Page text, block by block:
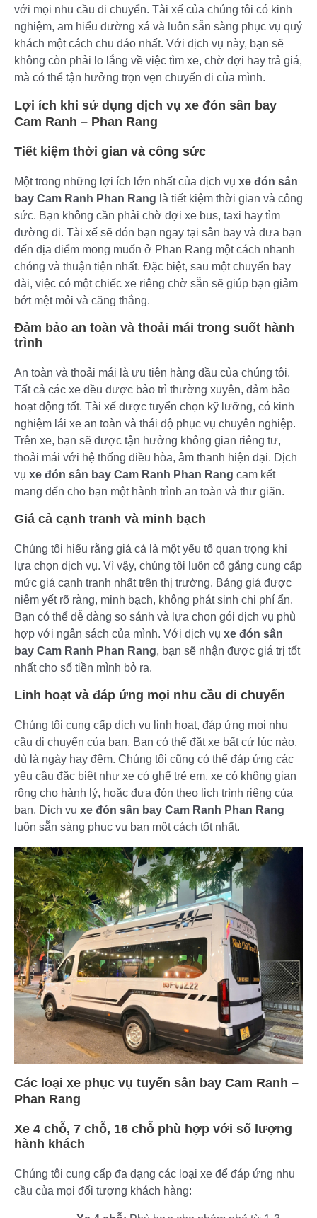
với mọi nhu cầu di chuyển. Tài xế của chúng tôi có kinh
nghiệm, am hiểu đường xá và luôn sẵn sàng phục vụ quý
khách một cách chu đáo nhất. Với dịch vụ này, bạn sẽ
không còn phải lo lắng về việc tìm xe, chờ đợi hay trả giá,
mà có thể tận hưởng trọn vẹn chuyến đi của mình.
Lợi ích khi sử dụng dịch vụ xe đón sân bay
Cam Ranh – Phan Rang
Tiết kiệm thời gian và công sức
Một trong những lợi ích lớn nhất của dịch vụ xe đón sân
bay Cam Ranh Phan Rang là tiết kiệm thời gian và công
sức. Bạn không cần phải chờ đợi xe bus, taxi hay tìm
đường đi. Tài xế sẽ đón bạn ngay tại sân bay và đưa bạn
đến địa điểm mong muốn ở Phan Rang một cách nhanh
chóng và thuận tiện nhất. Đặc biệt, sau một chuyến bay
dài, việc có một chiếc xe riêng chờ sẵn sẽ giúp bạn giảm
bớt mệt mỏi và căng thẳng.
Đảm bảo an toàn và thoải mái trong suốt hành
trình
An toàn và thoải mái là ưu tiên hàng đầu của chúng tôi.
Tất cả các xe đều được bảo trì thường xuyên, đảm bảo
hoạt động tốt. Tài xế được tuyển chọn kỹ lưỡng, có kinh
nghiệm lái xe an toàn và thái độ phục vụ chuyên nghiệp.
Trên xe, bạn sẽ được tận hưởng không gian riêng tư,
thoải mái với hệ thống điều hòa, âm thanh hiện đại. Dịch
vụ xe đón sân bay Cam Ranh Phan Rang cam kết
mang đến cho bạn một hành trình an toàn và thư giãn.
Giá cả cạnh tranh và minh bạch
Chúng tôi hiểu rằng giá cả là một yếu tố quan trọng khi
lựa chọn dịch vụ. Vì vậy, chúng tôi luôn cố gắng cung cấp
mức giá cạnh tranh nhất trên thị trường. Bảng giá được
niêm yết rõ ràng, minh bạch, không phát sinh chi phí ẩn.
Bạn có thể dễ dàng so sánh và lựa chọn gói dịch vụ phù
hợp với ngân sách của mình. Với dịch vụ xe đón sân
bay Cam Ranh Phan Rang, bạn sẽ nhận được giá trị tốt
nhất cho số tiền mình bỏ ra.
Linh hoạt và đáp ứng mọi nhu cầu di chuyển
Chúng tôi cung cấp dịch vụ linh hoạt, đáp ứng mọi nhu
cầu di chuyển của bạn. Bạn có thể đặt xe bất cứ lúc nào,
dù là ngày hay đêm. Chúng tôi cũng có thể đáp ứng các
yêu cầu đặc biệt như xe có ghế trẻ em, xe có không gian
rộng cho hành lý, hoặc đưa đón theo lịch trình riêng của
bạn. Dịch vụ xe đón sân bay Cam Ranh Phan Rang
luôn sẵn sàng phục vụ bạn một cách tốt nhất.
Các loại xe phục vụ tuyến sân bay Cam Ranh –
Phan Rang
Xe 4 chỗ, 7 chỗ, 16 chỗ phù hợp với số lượng
hành khách
Chúng tôi cung cấp đa dạng các loại xe để đáp ứng nhu
cầu của mọi đối tượng khách hàng: